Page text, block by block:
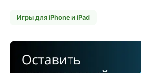
Игры для iPhone и iPad